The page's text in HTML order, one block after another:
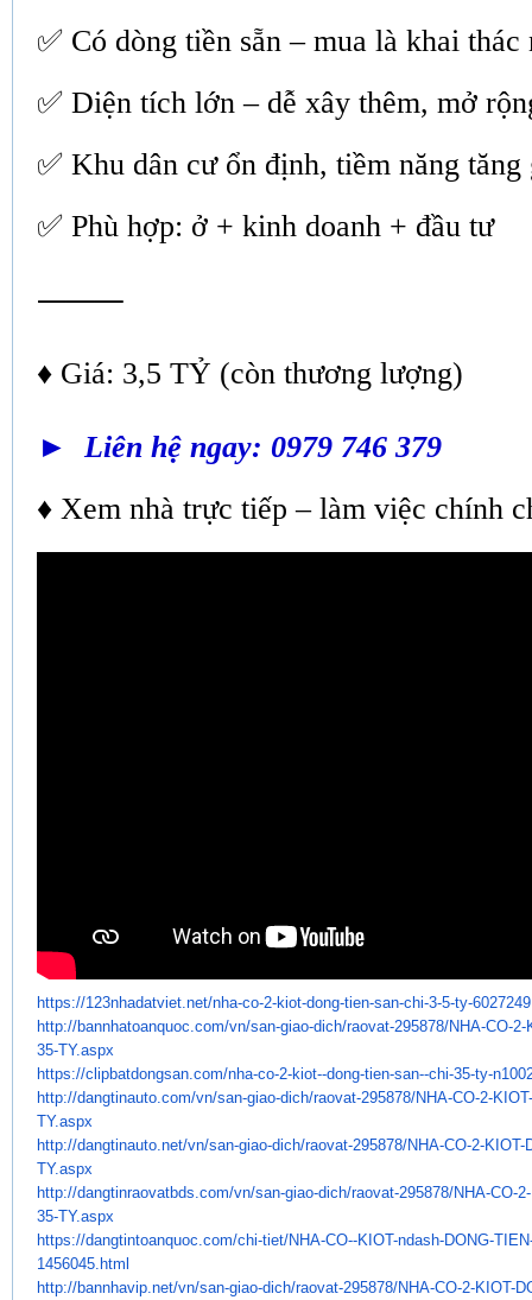
✅ Có dòng tiền sẵn – mua là khai thác
✅ Diện tích lớn – dễ xây thêm, mở
✅ Khu dân cư ổn định, tiềm năng tăng
✅ Phù hợp: ở + kinh doanh + đầu tư
⸻
♦ Giá: 3,5 TỶ (còn thương lượng)
► Liên hệ ngay: 0979 746 379
♦ Xem nhà trực tiếp – làm việc chính
https://123nhadatviet.net/nha-co-2-kiot-dong-tien-san-chi-3-5-ty-
http://bannhatoanquoc.com/vn/san-giao-dich/raovat-295878/NHA-CO-
35-TY.aspx
https://clipbatdongsan.com/nha-co-2-kiot--dong-tien-san--chi-35-ty-
http://dangtinauto.com/vn/san-giao-dich/raovat-295878/NHA-CO-2-
TY.aspx
http://dangtinauto.net/vn/san-giao-dich/raovat-295878/NHA-CO-2-KIOT-
TY.aspx
http://dangtinraovatbds.com/vn/san-giao-dich/raovat-295878/NHA-CO-
35-TY.aspx
https://dangtintoanquoc.com/chi-tiet/NHA-CO--KIOT-ndash-DONG-
1456045.html
http://bannhavip.net/vn/san-giao-dich/raovat-295878/NHA-CO-2-KIOT-